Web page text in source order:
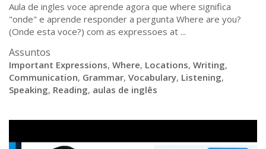
Aula de ingles voce aprende agora que where significa
"onde" e aprende responder a pergunta Where are you?
(Onde esta voce?) com as expressoes at ...
Assuntos
Important Expressions, Where, Locations, Writing,
Communication, Grammar, Vocabulary, Listening,
Speaking, Reading, aulas de inglês